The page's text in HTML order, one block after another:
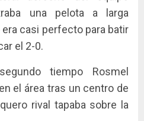
una pelota a larga
casi perfecto para batir
el 2-0.
tiempo Rosmel
el área tras un centro de
rival tapaba sobre la